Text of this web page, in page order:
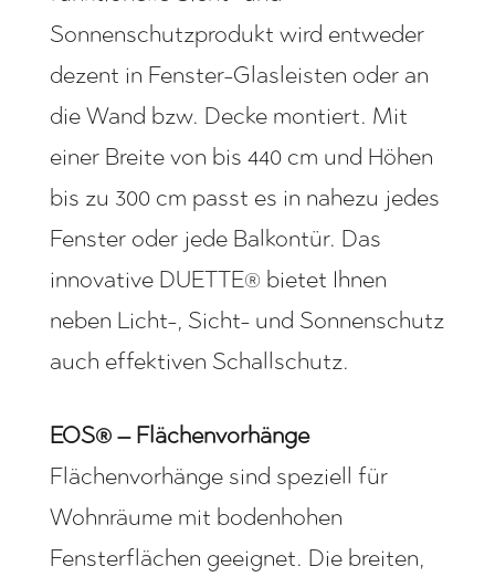
Sonnenschutzprodukt wird entweder
dezent in Fenster-Glasleisten oder an
die Wand bzw. Decke montiert. Mit
einer Breite von bis 440 cm und Höhen
bis zu 300 cm passt es in nahezu jedes
Fenster oder jede Balkontür. Das
innovative DUETTE® bietet Ihnen
neben Licht-, Sicht- und Sonnenschutz
auch effektiven Schallschutz.
EOS® – Flächenvorhänge
Flächenvorhänge sind speziell für
Wohnräume mit bodenhohen
Fensterflächen geeignet. Die breiten,